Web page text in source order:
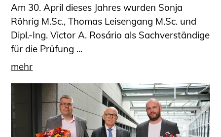
Am 30. April dieses Jahres wurden Sonja
Röhrig M.Sc., Thomas Leisengang M.Sc. und
Dipl.-Ing. Victor A. Rosário als Sachverständige
für die Prüfung ...
mehr